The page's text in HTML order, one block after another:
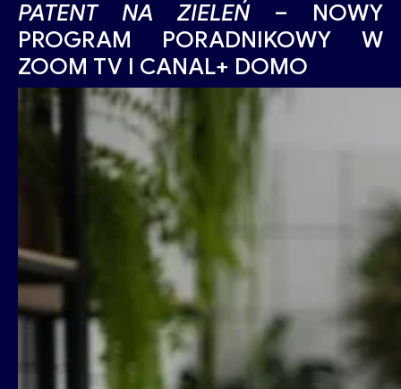
PATENT NA ZIELEŃ– NOWY
PROGRAM PORADNIKOWY W
ZOOM TV I CANAL+ DOMO